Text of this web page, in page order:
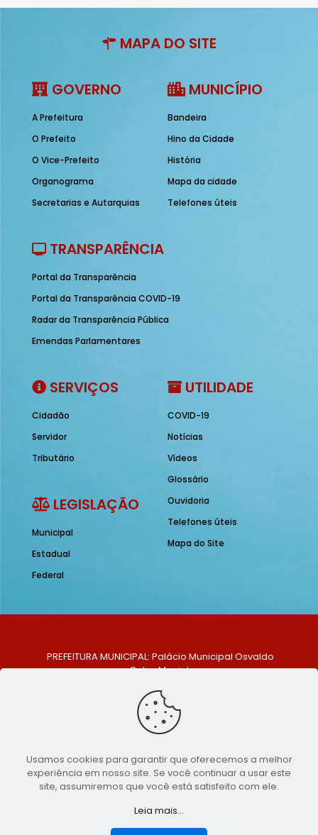
MAPA DO SITE
GOVERNO
A Prefeitura
O Prefeito
O Vice-Prefeito
Organograma
Secretarias e Autarquias
MUNICÍPIO
Bandeira
Hino da Cidade
História
Mapa da cidade
Telefones úteis
TRANSPARÊNCIA
Portal da Transparência
Portal da Transparência COVID-19
Radar da Transparência Pública
Emendas Parlamentares
SERVIÇOS
Cidadão
Servidor
Tributário
LEGISLAÇÃO
Municipal
Estadual
Federal
UTILIDADE
COVID-19
Notícias
Vídeos
Glossário
Ouvidoria
Telefones úteis
Mapa do Site
PREFEITURA MUNICIPAL: Palácio Municipal Osvaldo
Celso Maciel
Centro, São Bento do Una - PE. CEP: 553370-128
TELEFONE: (81) 99548-1569
E-MAIL: ouvidoria@saobentodouna.pe.gov.br
Copyright 2021-2026 - Assessoria de Comunicação da
Prefeitura de São Bento do Una - PE
Página desenvolvida pela agência de
publicidadeLumusWeb - Agência Digital
Usamos cookies para garantir que oferecemos a melhor
experiência em nosso site. Se você continuar a usar este
site, assumiremos que você está satisfeito com ele.
Leia mais...